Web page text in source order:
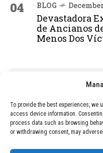
To provide the best experiences,
access device information.
process data such as browsing
or withdrawing consent, may
04 BLOG
Devastadora
de Ancianos
Menos Dos